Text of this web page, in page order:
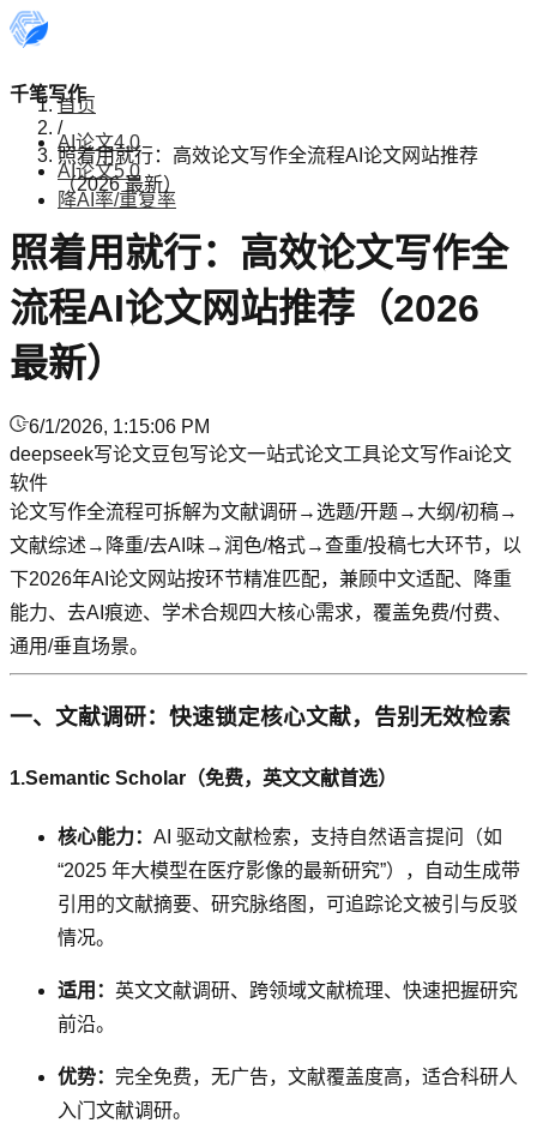
千笔写作
AI论文4.0
AI论文5.0
降AI率/重复率
首页
/
照着用就行：高效论文写作全流程AI论文网站推荐
（2026 最新）
照着用就行：高效论文写作全
流程AI论文网站推荐（2026
最新）
6/1/2026, 1:15:06 PM
deepseek写论文豆包写论文一站式论文工具论文写作ai论文
软件
论文写作全流程可拆解为文献调研→选题/开题→大纲/初稿→
文献综述→降重/去AI味→润色/格式→查重/投稿七大环节，以
下2026年AI论文网站按环节精准匹配，兼顾中文适配、降重
能力、去AI痕迹、学术合规四大核心需求，覆盖免费/付费、
通用/垂直场景。
一、文献调研：快速锁定核心文献，告别无效检索
1.Semantic Scholar（免费，英文文献首选）
核心能力： AI 驱动文献检索，支持自然语言提问（如
“2025 年大模型在医疗影像的最新研究”），自动生成带
引用的文献摘要、研究脉络图，可追踪论文被引与反驳
情况。
适用： 英文文献调研、跨领域文献梳理、快速把握研究
前沿。
优势： 完全免费，无广告，文献覆盖度高，适合科研人
入门文献调研。